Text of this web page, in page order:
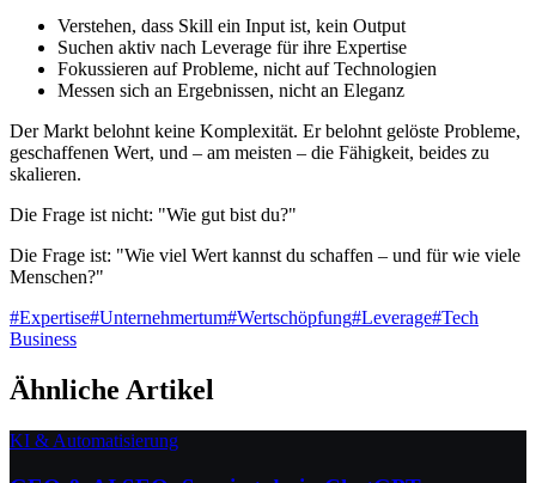
Verstehen, dass Skill ein Input ist, kein Output
Suchen aktiv nach Leverage für ihre Expertise
Fokussieren auf Probleme, nicht auf Technologien
Messen sich an Ergebnissen, nicht an Eleganz
Der Markt belohnt keine Komplexität. Er belohnt gelöste Probleme,
geschaffenen Wert, und – am meisten – die Fähigkeit, beides zu
skalieren.
Die Frage ist nicht: "Wie gut bist du?"
Die Frage ist: "Wie viel Wert kannst du schaffen – und für wie viele
Menschen?"
#Expertise#Unternehmertum#Wertschöpfung#Leverage#Tech
Business
Ähnliche Artikel
KI & Automatisierung